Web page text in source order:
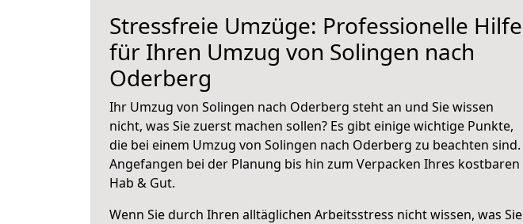
Stressfreie Umzüge: Professionelle Hilfe
für Ihren Umzug von Solingen nach
Oderberg
Ihr Umzug von Solingen nach Oderberg steht an und Sie wissen
nicht, was Sie zuerst machen sollen? Es gibt einige wichtige Punkte,
die bei einem Umzug von Solingen nach Oderberg zu beachten sind.
Angefangen bei der Planung bis hin zum Verpacken Ihres kostbaren
Hab & Gut.
Wenn Sie durch Ihren alltäglichen Arbeitsstress nicht wissen, was Sie